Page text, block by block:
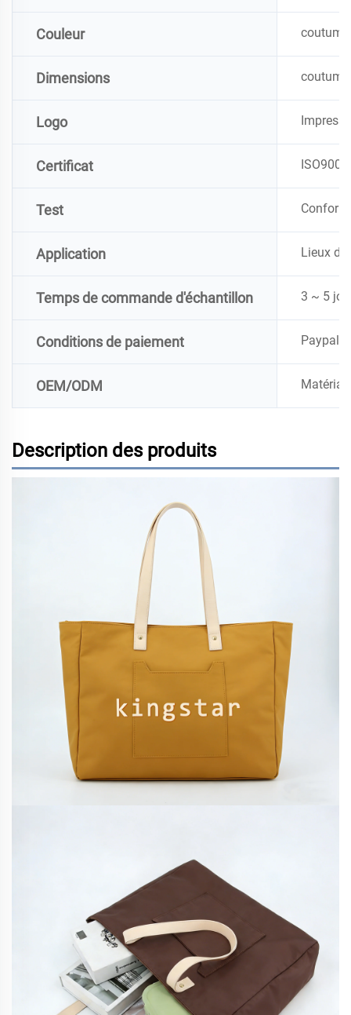
Couleur coutume
Dimensions coutume
Logo
Certificat
Test
Application Lieux
Temps de commande d'échantillon 3 ~ 5
Conditions de paiement Paypal,
OEM/ODM
Description des produits